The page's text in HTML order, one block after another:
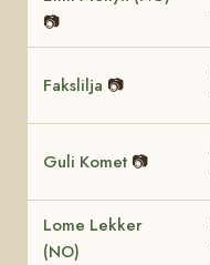
📷
Fakslilja 📷
Guli Komet 📷
Lome Lekker
(NO)